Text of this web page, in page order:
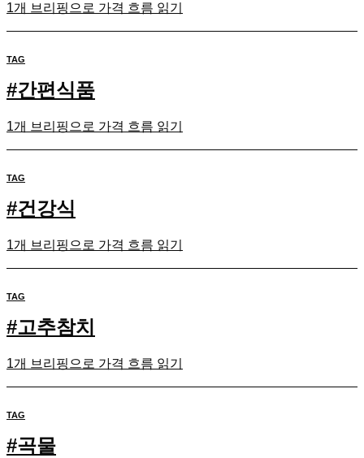
1개 브리핑으로 가격 흐름 읽기
TAG
#간편식품
1개 브리핑으로 가격 흐름 읽기
TAG
#건강식
1개 브리핑으로 가격 흐름 읽기
TAG
#고추참치
1개 브리핑으로 가격 흐름 읽기
TAG
#곡물